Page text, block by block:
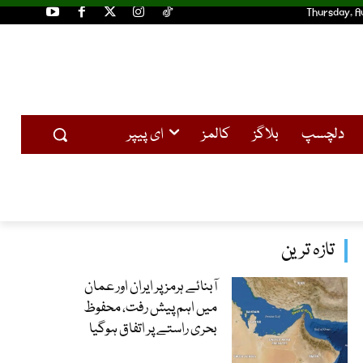
Thursday,
دلچسپ بلاگز کالمز ای پیپر
تازہ ترین
آبنائے ہرمز پر ایران اور عمان
میں اہم پیش رفت، محفوظ
بحری راستے پر اتفاق ہوگیا